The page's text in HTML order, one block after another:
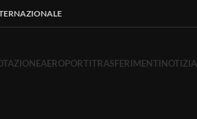
AEROPORTITRASFERIMENTINOTIZIA